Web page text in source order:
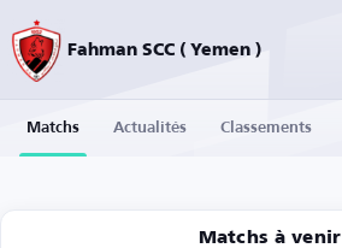
Fahman SCC ( Yemen )
Matchs Actualités Classements
Matchs à venir